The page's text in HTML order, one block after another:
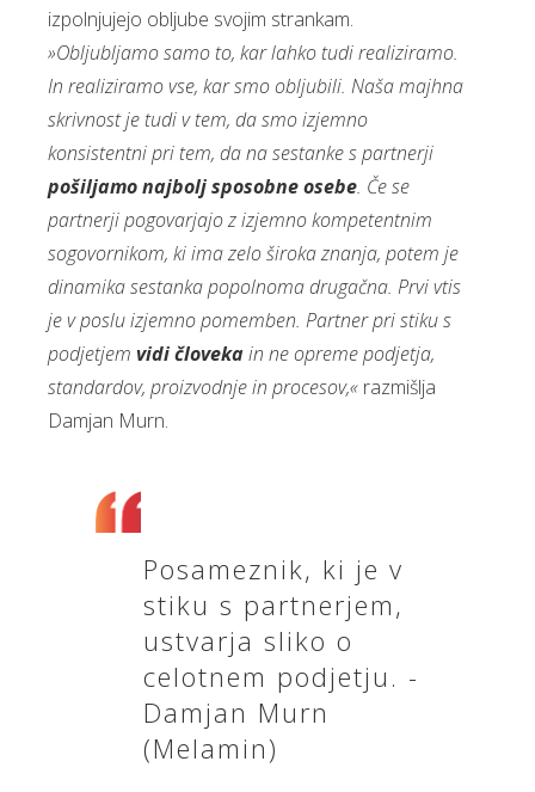
izpolnjujejo obljube svojim strankam.
»Obljubljamo samo to, kar lahko tudi realiziramo.
In realiziramo vse, kar smo obljubili. Naša majhna
skrivnost je tudi v tem, da smo izjemno
konsistentni pri tem, da na sestanke s partnerji
pošiljamo najbolj sposobne osebe. Če se
partnerji pogovarjajo z izjemno kompetentnim
sogovornikom, ki ima zelo široka znanja, potem je
dinamika sestanka popolnoma drugačna. Prvi vtis
je v poslu izjemno pomemben. Partner pri stiku s
podjetjem vidi človekain ne opreme podjetja,
standardov, proizvodnje in procesov,« razmišlja
Damjan Murn.
Posameznik, ki je v
stiku s partnerjem,
ustvarja sliko o
celotnem podjetju. -
Damjan Murn
(Melamin)